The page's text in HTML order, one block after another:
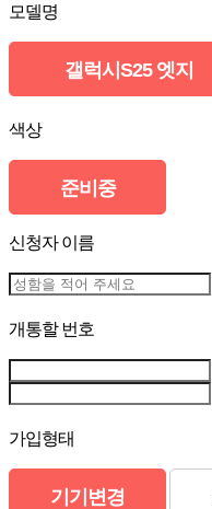
모델명
갤럭시S25 엣지
색상
준비중
신청자 이름
개통할 번호
가입형태
기기변경